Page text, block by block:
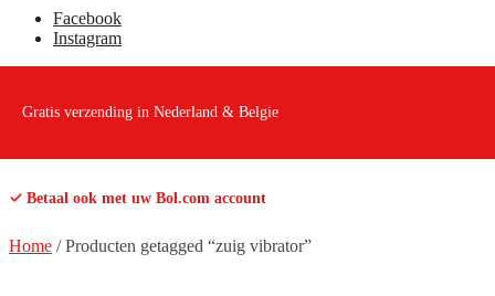
Facebook
Instagram
Gratis verzending in Nederland & Belgie
✓ Betaal ook met uw Bol.com account
Home /Producten getagged “zuig vibrator”